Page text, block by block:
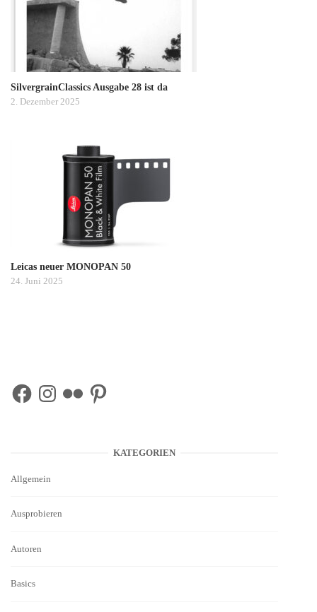
SilvergrainClassics Ausgabe 28 ist da
2. Dezember 2025
Leicas neuer MONOPAN 50
24. Juni 2025
FacebookInstagram
Flickr Pinterest
KATEGORIEN
Allgemein
Ausprobieren
Autoren
Basics